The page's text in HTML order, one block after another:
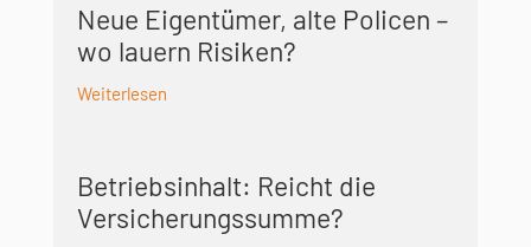
Neue Eigentümer, alte Policen –
wo lauern Risiken?
Weiterlesen
Betriebsinhalt: Reicht die
Versicherungs­summe?